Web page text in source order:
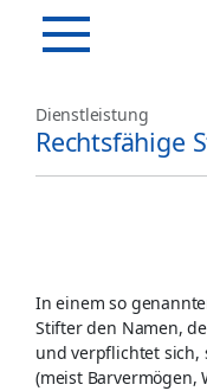
Dienstleistung
Rechtsfähige
In einem so
Stifter den Namen,
und verpflichtet sich,
(meist Barvermögen,